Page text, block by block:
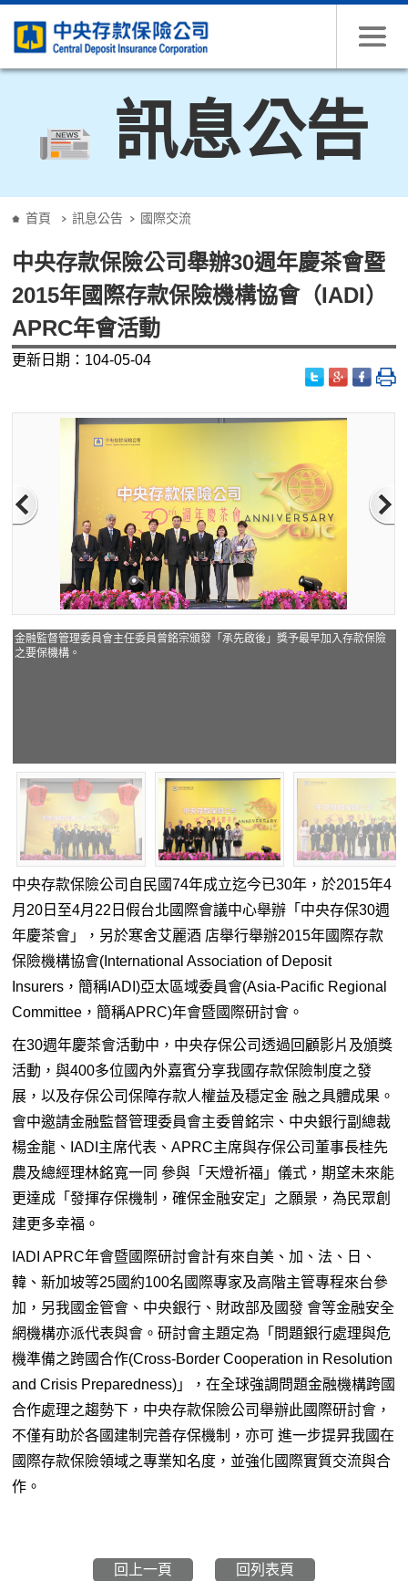
訊息公告
首頁 訊息公告 國際交流
中央存款保險公司舉辦30週年慶茶會暨
2015年國際存款保險機構協會（IADI）
APRC年會活動
更新日期：104-05-04
金融監督管理委員會主任委員曾銘宗頒發「承先啟後」獎予最早加入存款保險
之要保機構。
中央存款保險公司自民國74年成立迄今已30年，於2015年4
月20日至4月22日假台北國際會議中心舉辦「中央存保30週
年慶茶會」，另於寒舍艾麗酒 店舉行舉辦2015年國際存款
保險機構協會(International Association of Deposit
Insurers，簡稱IADI)亞太區域委員會(Asia-Pacific Regional
Committee，簡稱APRC)年會暨國際研討會。
在30週年慶茶會活動中，中央存保公司透過回顧影片及頒獎
活動，與400多位國內外嘉賓分享我國存款保險制度之發
展，以及存保公司保障存款人權益及穩定金 融之具體成果。
會中邀請金融監督管理委員會主委曾銘宗、中央銀行副總裁
楊金龍、IADI主席代表、APRC主席與存保公司董事長桂先
農及總經理林銘寬一同 參與「天燈祈福」儀式，期望未來能
更達成「發揮存保機制，確保金融安定」之願景，為民眾創
建更多幸福。
IADI APRC年會暨國際研討會計有來自美、加、法、日、
韓、新加坡等25國約100名國際專家及高階主管專程來台參
加，另我國金管會、中央銀行、財政部及國發 會等金融安全
網機構亦派代表與會。研討會主題定為「問題銀行處理與危
機準備之跨國合作(Cross-Border Cooperation in Resolution
and Crisis Preparedness)」，在全球強調問題金融機構跨國
合作處理之趨勢下，中央存款保險公司舉辦此國際研討會，
不僅有助於各國建制完善存保機制，亦可 進一步提昇我國在
國際存款保險領域之專業知名度，並強化國際實質交流與合
作。
回上一頁 回列表頁